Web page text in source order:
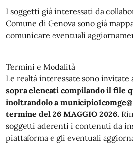
I soggetti già interessati da
Comune di Genova sono già
comunicare eventuali
Termini e Modalità
Le realtà interessate sono invitate
sopra elencati compilando il file
inoltrandolo a
termine del 26 MAGGIO 2026.
soggetti aderenti i contenuti da
piattaforma e gli eventuali